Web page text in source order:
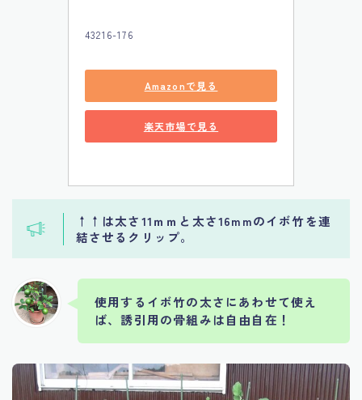
43216-176
Amazonで見る
楽天市場で見る
↑↑は太さ11ｍｍと太さ16mmのイボ竹を連
結させるクリップ。
使用するイボ竹の太さにあわせて使え
ば、誘引用の骨組みは自由自在！